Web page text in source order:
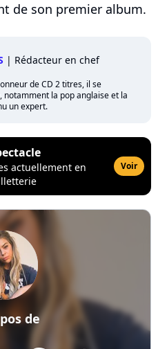
de son premier album.
| Rédacteur en chef
de CD 2 titres, il se
la pop anglaise et la
un expert.
actuellement en
Voir
de